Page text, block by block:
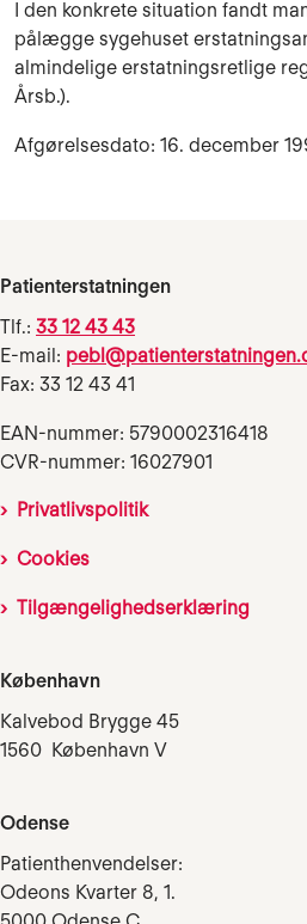
I den konkrete situation fandt
pålægge sygehuset
almindelige erstatningsretlige
Årsb.).
Afgørelsesdato: 16. december
Patienterstatningen
Tlf.: 33 12 43 43
E-mail:
Fax: 33 12 43 41
EAN-nummer: 5790002316418
CVR-nummer: 16027901
Privatlivspolitik
Cookies
Tilgængelighedserklæring
København
Kalvebod Brygge 45
1560 København V
Odense
Patienthenvendelser:
Odeons Kvarter 8, 1.